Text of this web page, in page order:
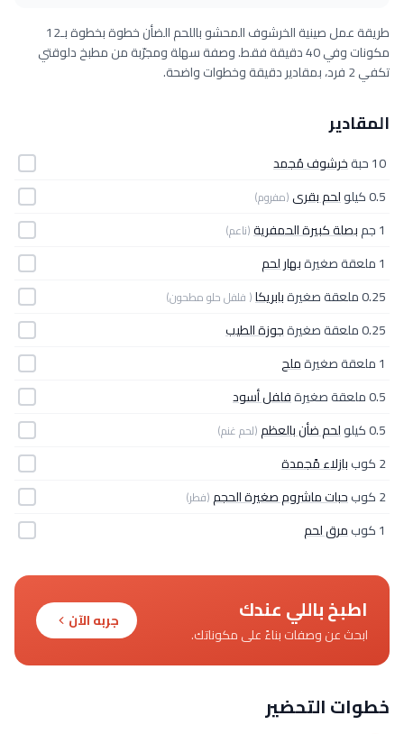
طريقة عمل صينية الخرشوف المحشو باللحم الضأن خطوة بخطوة بـ12
مكونات وفي 40 دقيقة فقط. وصفة سهلة ومجرّبة من مطبخ دلوقتي
تكفي 2 فرد، بمقادير دقيقة وخطوات واضحة.
المقادير
10 حبة
خرشوف مُجمد
0.5 كيلو
لحم بقرى(مفروم)
1 جم بصلة كبيرة الحمفرية(ناعم)
1 ملعقة صغيرة
بهار لحم
0.25 ملعقة صغيرة
بابريكا( فلفل حلو مطحون)
0.25 ملعقة صغيرة
جوزة الطيب
1 ملعقة صغيرة
ملح
0.5 ملعقة صغيرة
فلفل أسود
0.5 كيلو
لحم ضأن بالعظم(لحم غنم)
2 كوب
بازلاء مًجمدة
2 كوب
حبات ماشروم صغيرة الحجم(فطر)
1 كوب مرق لحم
اطبخ باللي عندك
ابحث عن وصفات بناءً على مكوناتك.
جربه الآن
خطوات التحضير